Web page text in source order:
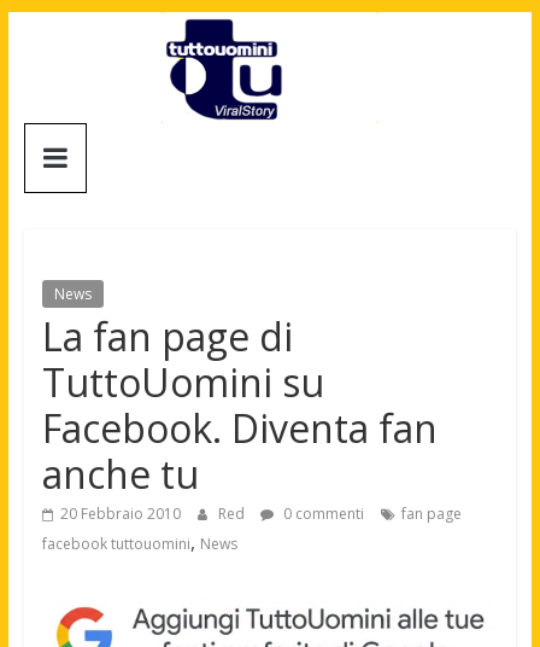
Tuttouomini
Motori,
gay
news
moda
maschile
News
La fan page di
TuttoUomini su
Facebook. Diventa fan
anche tu
20 Febbraio 2010 Red 0 commenti
fan page
facebook tuttouomini, News